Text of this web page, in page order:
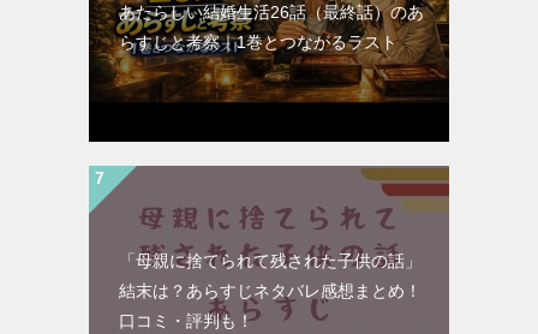
あたらしい結婚生活26話（最終話）のあ
らすじと考察｜1巻とつながるラスト
「母親に捨てられて残された子供の話」
結末は？あらすじネタバレ感想まとめ！
口コミ・評判も！